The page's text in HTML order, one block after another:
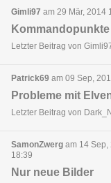
Gimli97 am 29 Mär, 2014
Letzter Beitrag von
Patrick69 am 09 Sep,
Probleme mit
Letzter Beitrag von
SamonZwerg am 14 Sep,
18:39
Nur neue Bilder